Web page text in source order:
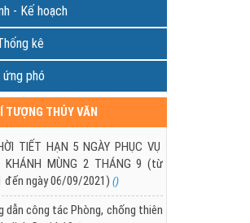
DỰ BÁO THỜI TIẾT KHU VỰC HÀ
PHỤC VỤ BẦU CỬ QUỐC HỘI VÀ
- 2031
11/03/2026 10:21:00
Trong các ngày 11 - 16/03/2026 khu vực Hà
không khí lạnh tăng cường yếu vào ngày 12 và
- Kế hoạch
kê
ứng phó
TƯỢNG THỦY VĂN
TIẾT HẠN 5 NGÀY PHỤC VỤ
KHÁNH MÙNG 2 THÁNG 9 (từ
đến ngày 06/09/2021) ()
dẫn công tác Phòng, chống thiên